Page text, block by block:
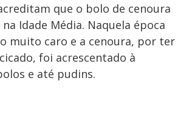
que o bolo de cenoura
Idade Média. Naquela época
muito caro e a cenoura, por ter
foi acrescentado à
e até pudins.